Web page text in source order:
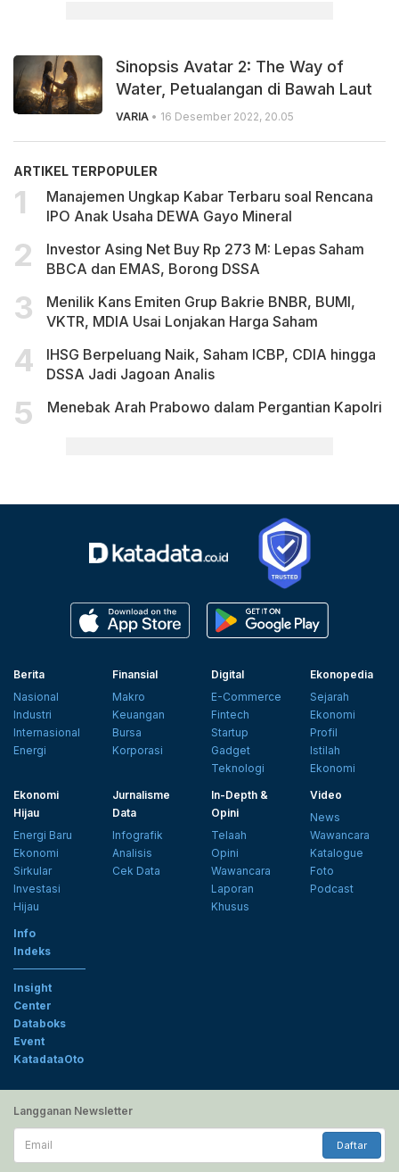
Sinopsis Avatar 2: The Way of
Water, Petualangan di Bawah Laut
VARIA • 16 Desember 2022, 20.05
ARTIKEL TERPOPULER
Manajemen Ungkap Kabar Terbaru soal Rencana
IPO Anak Usaha DEWA Gayo Mineral
Investor Asing Net Buy Rp 273 M: Lepas Saham
BBCA dan EMAS, Borong DSSA
Menilik Kans Emiten Grup Bakrie BNBR, BUMI,
VKTR, MDIA Usai Lonjakan Harga Saham
IHSG Berpeluang Naik, Saham ICBP, CDIA hingga
DSSA Jadi Jagoan Analis
Menebak Arah Prabowo dalam Pergantian Kapolri
Berita
Nasional
Industri
Internasional
Energi
Finansial
Makro
Keuangan
Bursa
Korporasi
Digital
E-Commerce
Fintech
Startup
Gadget
Teknologi
Ekonopedia
Sejarah
Ekonomi
Profil
Istilah
Ekonomi
Ekonomi
Hijau
Energi Baru
Ekonomi
Sirkular
Investasi
Hijau
Jurnalisme
Data
Infografik
Analisis
Cek Data
In-Depth &
Opini
Telaah
Opini
Wawancara
Laporan
Khusus
Video
News
Wawancara
Katalogue
Foto
Podcast
Info
Indeks
Insight
Center
Databoks
Event
KatadataOto
Langganan Newsletter
Email
Daftar